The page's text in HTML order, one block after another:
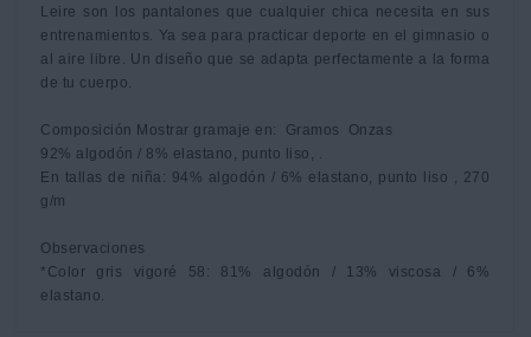
Leire son los pantalones que cualquier chica necesita en sus
entrenamientos. Ya sea para practicar deporte en el gimnasio o
al aire libre. Un diseño que se adapta perfectamente a la forma
de tu cuerpo.
Composición Mostrar gramaje en:  Gramos  Onzas
92% algodón / 8% elastano, punto liso, .
En tallas de niña: 94% algodón / 6% elastano, punto liso , 270
g/m
Observaciones
*Color gris vigoré 58: 81% algodón / 13% viscosa / 6%
elastano.